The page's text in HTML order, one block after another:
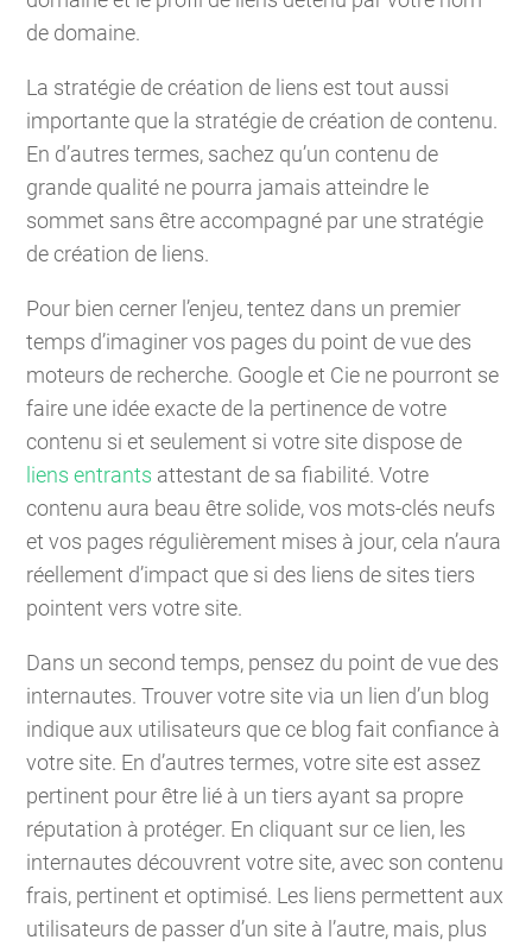
de domaine.
La stratégie de création de liens est tout aussi
importante que la stratégie de création de contenu.
En d’autres termes, sachez qu’un contenu de
grande qualité ne pourra jamais atteindre le
sommet sans être accompagné par une stratégie
de création de liens.
Pour bien cerner l’enjeu, tentez dans un premier
temps d’imaginer vos pages du point de vue des
moteurs de recherche. Google et Cie ne pourront se
faire une idée exacte de la pertinence de votre
contenu si et seulement si votre site dispose de
liens entrants attestant de sa fiabilité. Votre
contenu aura beau être solide, vos mots-clés neufs
et vos pages régulièrement mises à jour, cela n’aura
réellement d’impact que si des liens de sites tiers
pointent vers votre site.
Dans un second temps, pensez du point de vue des
internautes. Trouver votre site via un lien d’un blog
indique aux utilisateurs que ce blog fait confiance à
votre site. En d’autres termes, votre site est assez
pertinent pour être lié à un tiers ayant sa propre
réputation à protéger. En cliquant sur ce lien, les
internautes découvrent votre site, avec son contenu
frais, pertinent et optimisé. Les liens permettent aux
utilisateurs de passer d’un site à l’autre, mais, plus